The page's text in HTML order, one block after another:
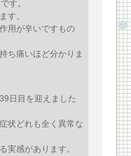
す。
す。
用が辛いですもの
ち痛いほど分かりま
日目を迎えました
状どれも全く異常な
実感があります。